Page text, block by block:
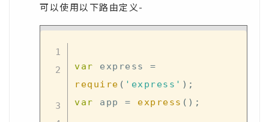
可以使用以下路由定义-
var express =
require ( 'express' ) ;
var app = express ( ) ;